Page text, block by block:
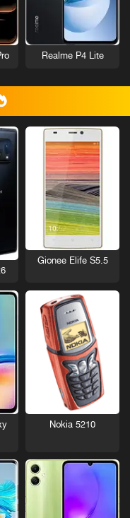
Realme P4 Lite
Gionee Elife S5.5
Nokia 5210